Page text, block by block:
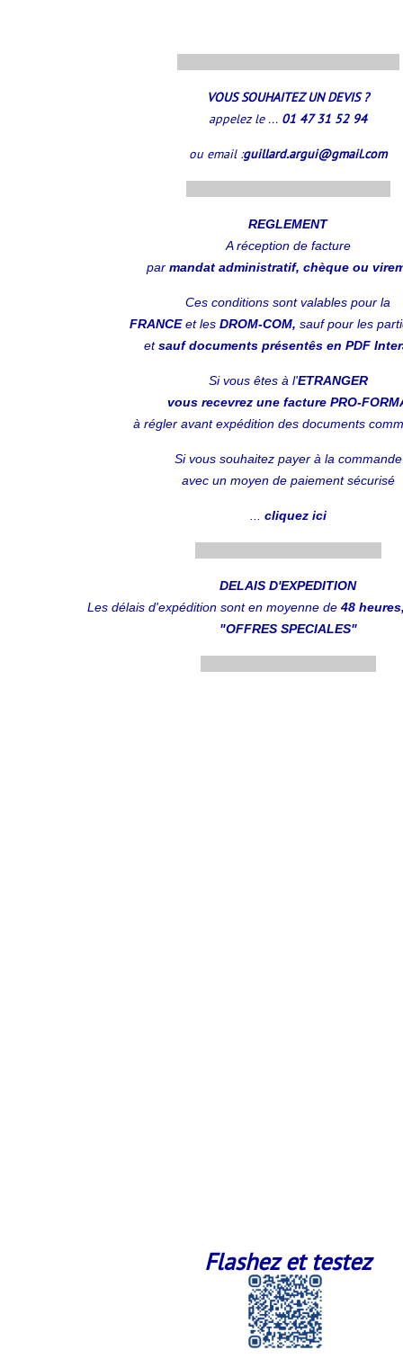
VOUS SOUHAITEZ UN DEVIS ?
appelez le ... 01 47 31 52 94
ou email :guillard.argui@gmail.com
REGLEMENT
A réception de facture
par mandat administratif, chèque ou
Ces conditions sont valables pour la
FRANCEet les DROM-COM, sauf pour les
etsauf documents présentês en PDF
Si vous êtes à l'ETRANGER
vous recevrez une facture PRO-
à régler avant expédition des documents
Si vous souhaitez payer à la commande
avec un moyen de paiement sécurisé
cliquez ici
DELAIS D'EXPEDITION
Les délais d'expédition sont en moyenne de 48
"OFFRES SPECIALES"
Flashez et testez